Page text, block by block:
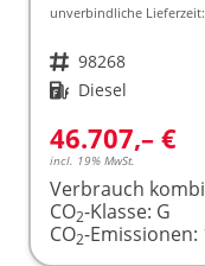
unverbindliche
Fahrzeugnr. 98268
Kraftstoff Diesel
46.707,– €
incl. 19% MwSt.
Verbrauch
CO2-Klasse: G
CO2-Emissionen: